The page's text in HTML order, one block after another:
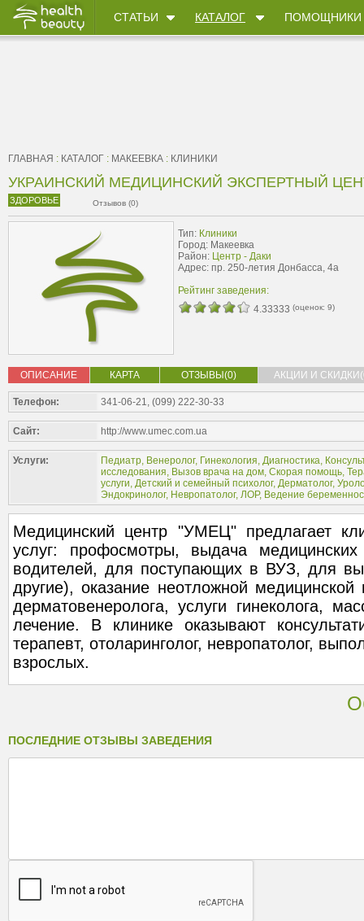
СТАТЬИ КАТАЛОГ ПОМОЩНИКИ
ГЛАВНАЯ : КАТАЛОГ : МАКЕЕВКА : КЛИНИКИ
УКРАИНСКИЙ МЕДИЦИНСКИЙ ЭКСПЕРТНЫЙ
ЗДОРОВЬЕ Отзывов (0)
Тип: Клиники
Город: Макеевка
Район: Центр - Даки
Адрес: пр. 250-летия Донбасса, 4а
Рейтинг заведения:
4.33333 (оценок: 9)
ОПИСАНИЕ КАРТА ОТЗЫВЫ(0) АКЦИИ И
Телефон: 341-06-21, (099) 222-30-33
Сайт: http://www.umec.com.ua
Услуги: Педиатр, Венеролог, Гинекология, Диагностика,
исследования, Вызов врача на дом, Скорая помощь,
услуги, Детский и семейный психолог, Дерматолог,
Эндокринолог, Невропатолог, ЛОР, Ведение
Медицинский центр "УМЕЦ" предлагает
услуг: профосмотры, выдача
водителей, для поступающих в ВУЗ, для
другие), оказание неотложной
дерматовенеролога, услуги гинеколога,
лечение. В клинике оказывают
терапевт, отоларинголог, невропатолог,
взрослых.
ПОСЛЕДНИЕ ОТЗЫВЫ ЗАВЕДЕНИЯ